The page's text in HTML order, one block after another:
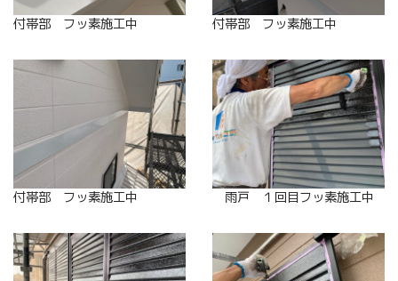
付帯部 フッ素施工中 付帯部 フッ素施工中
付帯部 フッ素施工中 雨戸 １回目フッ素施工中